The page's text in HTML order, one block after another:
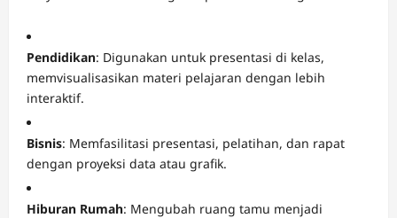
Pendidikan: Digunakan untuk presentasi di kelas,
memvisualisasikan materi pelajaran dengan lebih
interaktif.
Bisnis: Memfasilitasi presentasi, pelatihan, dan rapat
dengan proyeksi data atau grafik.
Hiburan Rumah: Mengubah ruang tamu menjadi